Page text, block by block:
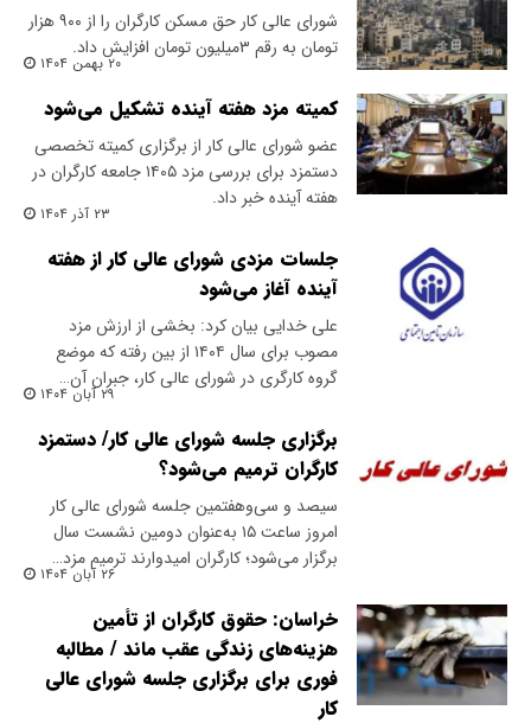
شورای عالی کار حق مسکن کارگران را از ۹۰۰ هزار
تومان به رقم ۳میلیون تومان افزایش داد.
۲۰ بهمن ۱۴۰۴
کمیته مزد هفته آینده تشکیل می‌شود
عضو شورای عالی کار از برگزاری کمیته تخصصی
دستمزد برای بررسی مزد ۱۴۰۵ جامعه کارگران در
هفته آینده خبر داد.
۲۳ آذر ۱۴۰۴
جلسات مزدی شورای عالی کار از هفته
آینده آغاز می‌شود
علی خدایی بیان کرد: بخشی از ارزش مزد
مصوب برای سال ۱۴۰۴ از بین رفته که موضع
گروه کارگری در شورای عالی کار، جبران آن…
۲۹ آبان ۱۴۰۴
برگزاری جلسه شورای عالی کار/ دستمزد
کارگران ترمیم می‌شود؟
سیصد و سی‌وهفتمین جلسه شورای عالی کار
امروز ساعت ۱۵ به‌عنوان دومین نشست سال
برگزار می‌شود؛ کارگران امیدوارند ترمیم مزد…
۲۶ آبان ۱۴۰۴
خراسان: حقوق کارگران از تأمین
هزینه‌های زندگی عقب ماند / مطالبه
فوری برای برگزاری جلسه شورای عالی
کار